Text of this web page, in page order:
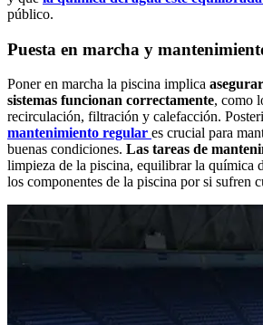
público.
Puesta en marcha y
Poner en marcha la piscina implica
sistemas funcionan correctamente, como
recirculación, filtración y calefacción.
mantenimiento regular es crucial para
buenas condiciones. Las tareas de
limpieza de la piscina, equilibrar la química
los componentes de la piscina por si sufren